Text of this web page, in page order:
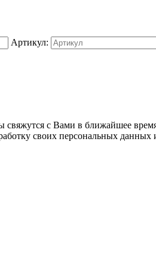
Артикул:
с Вами в ближайшее
своих персональных данных